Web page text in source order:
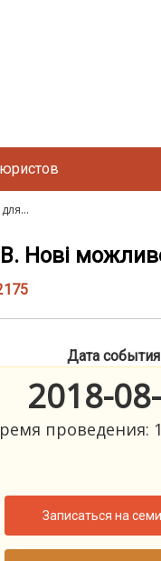
Нові
Дата события
2018-
проведения:
Записаться на